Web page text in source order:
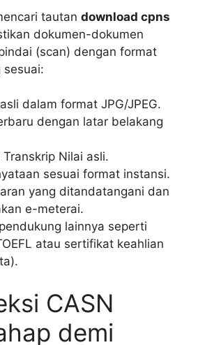
tautan download cpns
dokumen-dokumen
(scan) dengan format
sesuai:
dalam format JPG/JPEG.
dengan latar belakang
Nilai asli.
sesuai format instansi.
yang ditandatangani dan
e-meterai.
lainnya seperti
atau sertifikat keahlian
CASN
demi